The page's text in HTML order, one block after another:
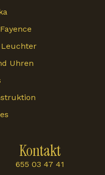
Kontakt
655 03 47 41
Uhren